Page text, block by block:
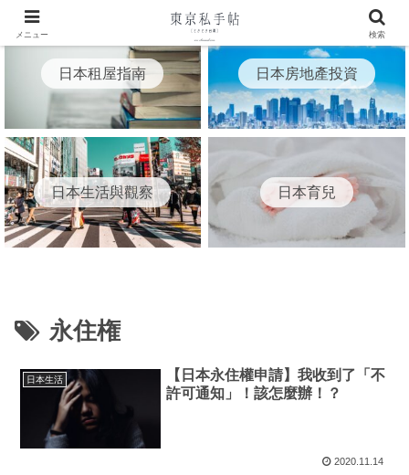
日本租屋指南 日本房地產投資
日本生活與觀察 日本育兒
永住権
日本生活
【日本永住權申請】我收到了「不
許可通知」！該怎麼辦！？
2020.11.14
メニュー 検索